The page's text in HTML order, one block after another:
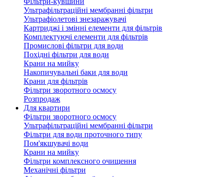
Ультрафільтраційні мембранні фільтри
Ультрафіолетові знезаражувачі
Картриджі і змінні елементи для фільтрів
Комплектуючі елементи для фільтрів
Промислові фільтри для води
Похідні фільтри для води
Крани на мийку
Накопичувальні баки для води
Крани для фільтрів
Фільтри зворотного осмосу
Розпродаж
Для квартири
Фільтри зворотного осмосу
Ультрафільтраційні мембранні фільтри
Фільтри для води проточного типу
Пом'якшувачі води
Крани на мийку
Фільтри комплексного очищення
Механічні фільтри